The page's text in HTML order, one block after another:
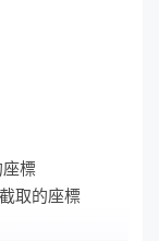
標
取的座標